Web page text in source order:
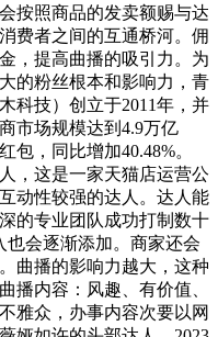
按照商品的发卖额赐与达
费者之间的互通桥河。佣
，提高曲播的吸引力。为
的粉丝根本和影响力，青
科技）创立于2011年，并
市场规模达到4.9万亿
包，同比增加40.48%。
，这是一家天猫店运营公
动性较强的达人。达人能
的专业团队成功打制数十
会逐渐添加。商家还会
曲播的影响力越大，这种
播内容：风趣、有价值、
雅众，办事内容次要以网